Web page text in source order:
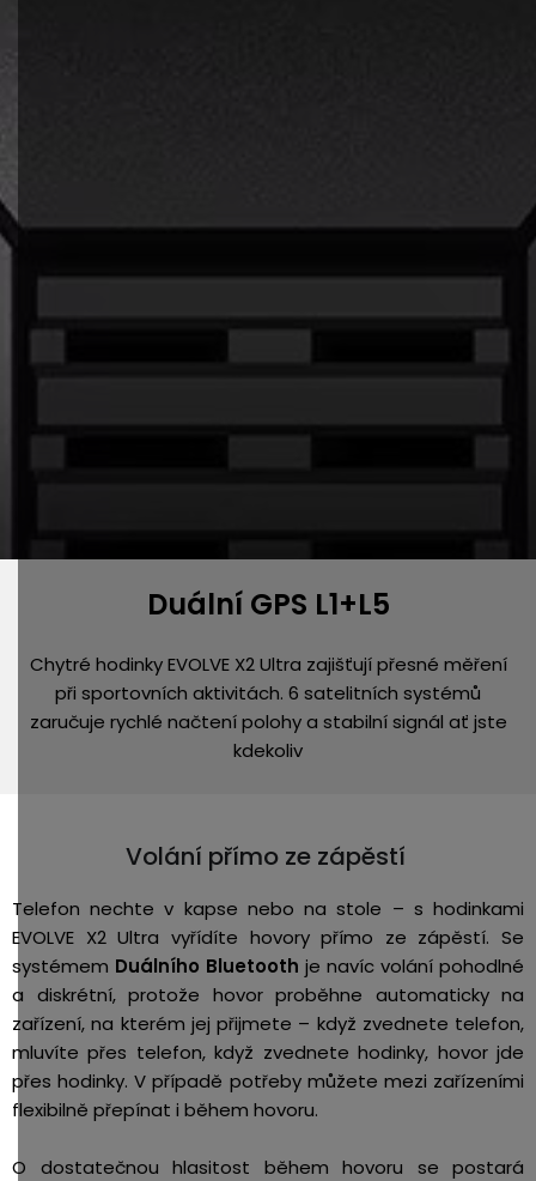
Duální GPS L1+L5
Chytré hodinky EVOLVE X2 Ultra zajišťují přesné měření
při sportovních aktivitách. 6 satelitních systémů
zaručuje rychlé načtení polohy a stabilní signál ať jste
kdekoliv
Volání přímo ze zápěstí
Telefon nechte v kapse nebo na stole – s hodinkami
EVOLVE X2 Ultra vyřídíte hovory přímo ze zápěstí. Se
systémem Duálního Bluetooth je navíc volání pohodlné
a diskrétní, protože hovor proběhne automaticky na
zařízení, na kterém jej přijmete – když zvednete telefon,
mluvíte přes telefon, když zvednete hodinky, hovor jde
přes hodinky. V případě potřeby můžete mezi zařízeními
flexibilně přepínat i během hovoru.
O dostatečnou hlasitost během hovoru se postará